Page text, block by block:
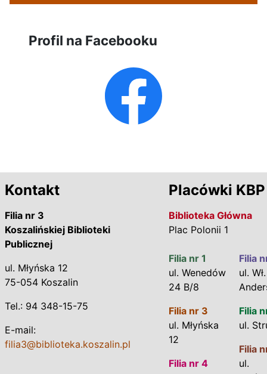
Profil na Facebooku
Kontakt
Filia nr 3
Koszalińskiej Biblioteki
Publicznej
ul. Młyńska 12
75-054 Koszalin
Tel.: 94 348-15-75
E-mail:
filia3@biblioteka.koszalin.pl
Placówki KBP
Biblioteka Główna
Plac Polonii 1
Filia nr 1
ul. Wenedów
24 B/8
Filia nr 3
ul. Młyńska
12
Filia nr 4
Filia
ul. Wł.
Filia
ul.
Filia
ul.